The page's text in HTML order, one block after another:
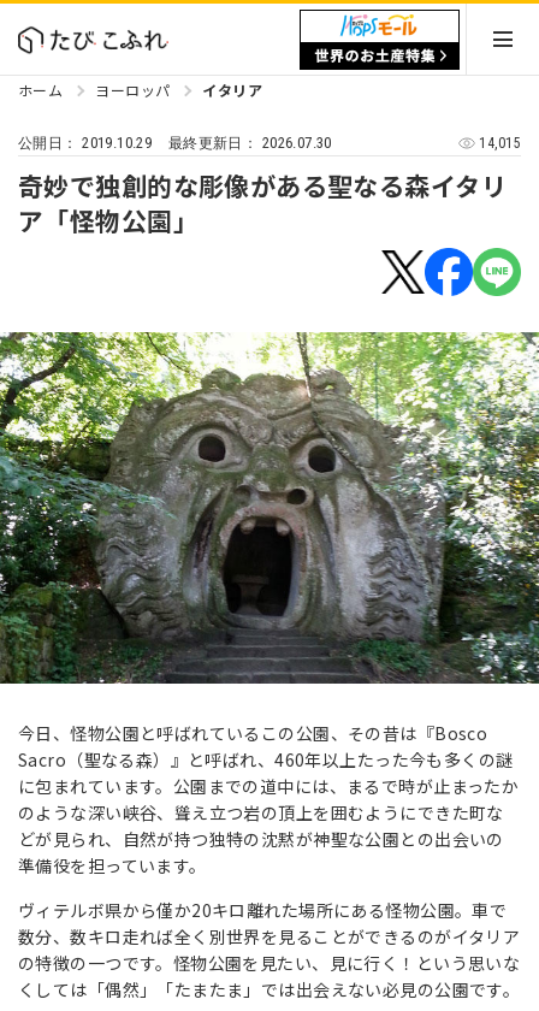
ホーム ヨーロッパ イタリア
公開日：2019.10.29 最終更新日： 2026.07.30 14,015
奇妙で独創的な彫像がある聖なる森イタリ
ア「怪物公園」
今日、怪物公園と呼ばれているこの公園、その昔は『Bosco
Sacro（聖なる森）』と呼ばれ、460年以上たった今も多くの謎
に包まれています。公園までの道中には、まるで時が止まったか
のような深い峡谷、聳え立つ岩の頂上を囲むようにできた町な
どが見られ、自然が持つ独特の沈黙が神聖な公園との出会いの
準備役を担っています。
ヴィテルボ県から僅か20キロ離れた場所にある怪物公園。車で
数分、数キロ走れば全く別世界を見ることができるのがイタリア
の特徴の一つです。怪物公園を見たい、見に行く！という思いな
くしては「偶然」「たまたま」では出会えない必見の公園です。